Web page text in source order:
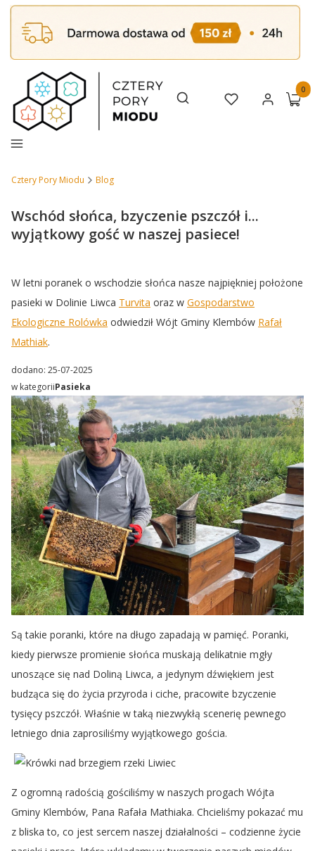
Otwórz wyszukiwarkę
Szukaj Ulubione Zaloguj się
Menu
Cztery Pory Miodu Blog
Wschód słońca, bzyczenie pszczół i...
wyjątkowy gość w naszej pasiece!
W letni poranek o wschodzie słońca nasze najpiękniej położone
pasieki w Dolinie Liwca Turvita oraz w Gospodarstwo
Ekologiczne Rolówka odwiedził Wójt Gminy Klembów Rafał
Mathiak.
dodano: 25-07-2025
w kategoriiPasieka
Są takie poranki, które na długo zapadają w pamięć. Poranki,
kiedy pierwsze promienie słońca muskają delikatnie mgły
unoszące się nad Doliną Liwca, a jedynym dźwiękiem jest
budząca się do życia przyroda i ciche, pracowite bzyczenie
tysięcy pszczół. Właśnie w taką niezwykłą scenerię pewnego
letniego dnia zaprosiliśmy wyjątkowego gościa.
Z ogromną radością gościliśmy w naszych progach Wójta
Gminy Klembów, Pana Rafała Mathiaka. Chcieliśmy pokazać mu
z bliska to, co jest sercem naszej działalności – codzienne życie